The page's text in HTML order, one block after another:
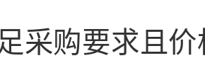
采购要求且